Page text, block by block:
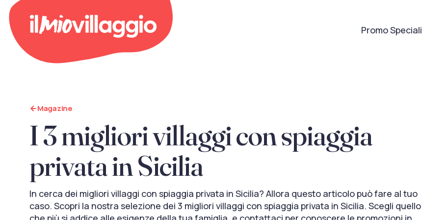
Promo Speciali
Magazine
I 3 migliori villaggi con spiaggia
privata in Sicilia
In cerca dei migliori villaggi con spiaggia privata in Sicilia? Allora questo articolo può fare al tuo
caso. Scopri la nostra selezione dei 3 migliori villaggi con spiaggia privata in Sicilia. Scegli quello